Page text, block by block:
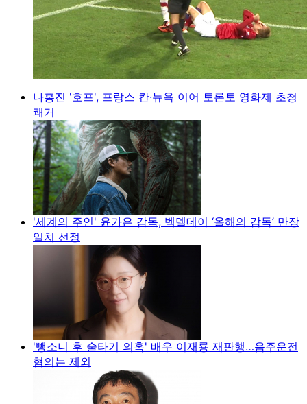
나홍진 '호프', 프랑스 칸·뉴욕 이어 토론토 영화제 초청
쾌거
'세계의 주인' 윤가은 감독, 벡델데이 ‘올해의 감독’ 만장
일치 선정
'뺑소니 후 술타기 의혹' 배우 이재룡 재판행…음주운전
혐의는 제외